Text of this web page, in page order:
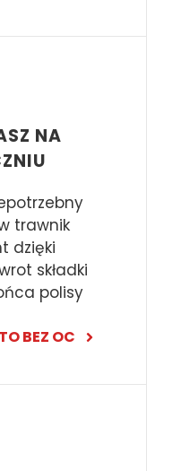
NA
trawnik
dzięki
składki
polisy
BEZ OC